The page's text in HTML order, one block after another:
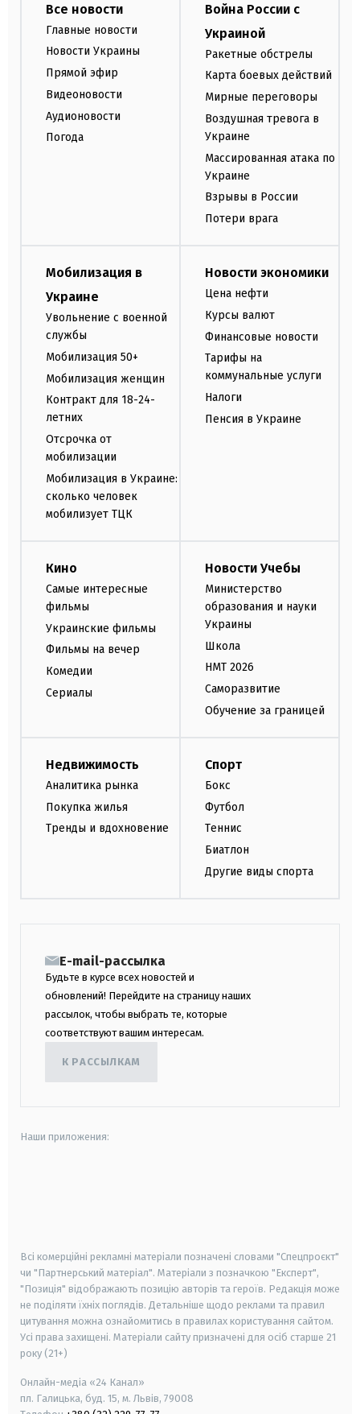
Все новости
Главные новости
Новости Украины
Прямой эфир
Видеоновости
Аудионовости
Погода
Война России с
Украиной
Ракетные обстрелы
Карта боевых действий
Мирные переговоры
Воздушная тревога в
Украине
Массированная атака по
Украине
Взрывы в России
Потери врага
Мобилизация в
Украине
Увольнение с военной
службы
Мобилизация 50+
Мобилизация женщин
Контракт для 18-24-
летних
Отсрочка от
мобилизации
Мобилизация в Украине:
сколько человек
мобилизует ТЦК
Новости экономики
Цена нефти
Курсы валют
Финансовые новости
Тарифы на
коммунальные услуги
Налоги
Пенсия в Украине
Кино
Самые интересные
фильмы
Украинские фильмы
Фильмы на вечер
Комедии
Сериалы
Новости Учебы
Министерство
образования и науки
Украины
Школа
НМТ 2026
Саморазвитие
Обучение за границей
Недвижимость
Аналитика рынка
Покупка жилья
Тренды и вдохновение
Спорт
Бокс
Футбол
Теннис
Биатлон
Другие виды спорта
E-mail-рассылка
Будьте в курсе всех новостей и
обновлений! Перейдите на страницу наших
рассылок, чтобы выбрать те, которые
соответствуют вашим интересам.
К РАССЫЛКАМ
Наши приложения:
Всі комерційні рекламні матеріали позначені словами "Спецпроєкт"
чи "Партнерський матеріал". Матеріали з позначкою "Експерт",
"Позиція" відображають позицію авторів та героїв. Редакція може
не поділяти їхніх поглядів. Детальніше щодо реклами та правил
цитування можна ознайомитись в правилах користування сайтом.
Усі права захищені. Матеріали сайту призначені для осіб старше 21
року (21+)
Онлайн-медіа «24 Канал»
пл. Галицька, буд. 15, м. Львів, 79008